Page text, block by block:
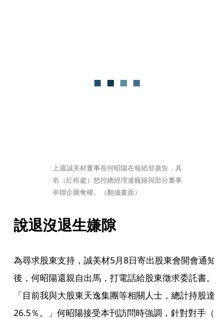
上週誠美材董事長何昭陽在報紙登廣告，具
名（紅框處）怒控總經理連巍鐘與部分董事
串聯企圖奪權。（翻攝畫面）
說退沒退生嫌隙
為尋求股東支持，誠美材5月8日寄出股東會開會通知
後，何昭陽還親自出馬，打電話給股東徵求委託書。
「目前我與大股東天逸集團等相關人士，總計持股達
26.5％。」何昭陽接受本刊訪問時強調，針對對手（